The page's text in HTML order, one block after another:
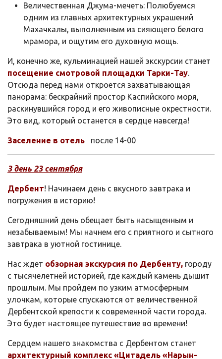
Величественная Джума-мечеть: Полюбуемся
одним из главных архитектурных украшений
Махачкалы, выполненным из сияющего белого
мрамора, и ощутим его духовную мощь.
И, конечно же, кульминацией нашей экскурсии станет
посещение смотровой площадки Тарки-Тау
Отсюда перед нами откроется захватывающая
панорама: бескрайний простор Каспийского моря,
раскинувшийся город и его живописные окрестности.
Это вид, который останется в сердце навсегда!
Заселение в отель после 14-00
3 день 23 сентября
Дербент! Начинаем день с вкусного завтрака и
погружения в историю!
Сегодняшний день обещает быть насыщенным и
незабываемым! Мы начнем его с приятного и сытного
завтрака в уютной гостинице.
Нас ждет обзорная экскурсия по Дербенту, городу
с тысячелетней историей, где каждый камень дышит
прошлым. Мы пройдем по узким атмосферным
улочкам, которые спускаются от величественной
Дербентской крепости к современной части города.
Это будет настоящее путешествие во времени!
Сердцем нашего знакомства с Дербентом станет
архитектурный комплекс «Цитадель «Нарын-